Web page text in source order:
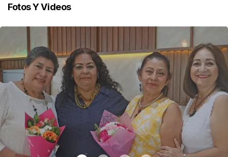
Fotos Y Videos